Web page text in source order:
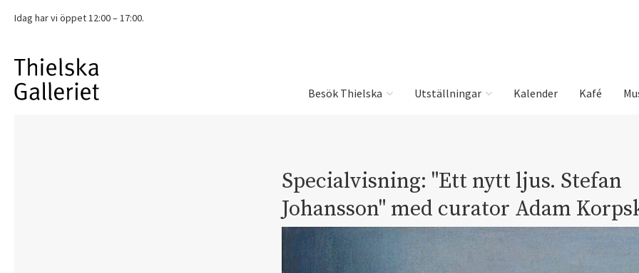
Idag har vi öppet 12:00 – 17:00.
Besök Thielska Utställningar Kalender Kafé
Specialvisning: "Ett nytt ljus. Stefan
Johansson" med curator Adam